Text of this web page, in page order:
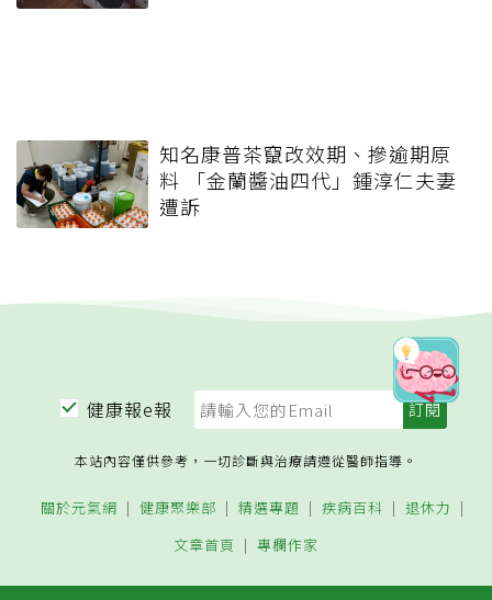
知名康普茶竄改效期、摻逾期原
料 「金蘭醬油四代」鍾淳仁夫妻
遭訴
健康報e報
本站內容僅供參考，一切診斷與治療請遵從醫師指導。
關於元氣網 健康聚樂部 精選專題 疾病百科
退休力
文章首頁
專欄作家